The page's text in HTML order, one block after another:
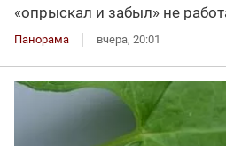
«опрыскал и забыл» не
Панорама вчера, 20:01